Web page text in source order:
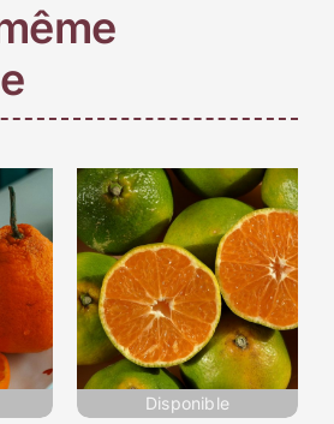
Disponible